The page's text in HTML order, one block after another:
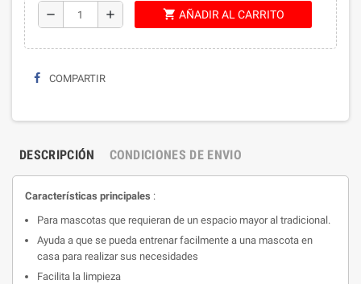
remove add shopping_cart AÑADIR AL CARRITO
COMPARTIR
DESCRIPCIÓN CONDICIONES DE ENVIO
Características principales :
Para mascotas que requieran de un espacio mayor al tradicional.
Ayuda a que se pueda entrenar facilmente a una mascota en
casa para realizar sus necesidades
Facilita la limpieza